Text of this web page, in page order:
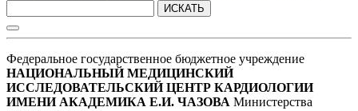
ИСКАТЬ
Федеральное государственное бюджетное учреждение
НАЦИОНАЛЬНЫЙ МЕДИЦИНСКИЙ
ИССЛЕДОВАТЕЛЬСКИЙ ЦЕНТР КАРДИОЛОГИИ
ИМЕНИ АКАДЕМИКА Е.И. ЧАЗОВА Министерства